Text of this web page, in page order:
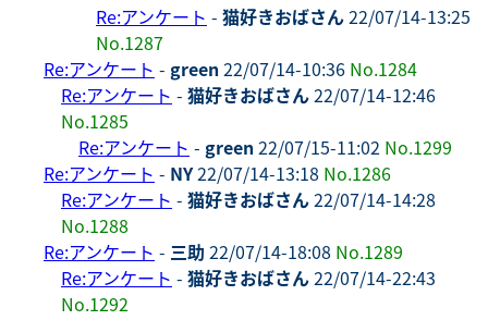
Re:アンケート - 猫好きおばさん22/07/14-13:25
No.1287
Re:アンケート - green 22/07/14-10:36 No.1284
Re:アンケート - 猫好きおばさん22/07/14-12:46
No.1285
Re:アンケート - green 22/07/15-11:02 No.1299
Re:アンケート - NY22/07/14-13:18 No.1286
Re:アンケート - 猫好きおばさん22/07/14-14:28
No.1288
Re:アンケート - 三助 22/07/14-18:08 No.1289
Re:アンケート - 猫好きおばさん22/07/14-22:43
No.1292